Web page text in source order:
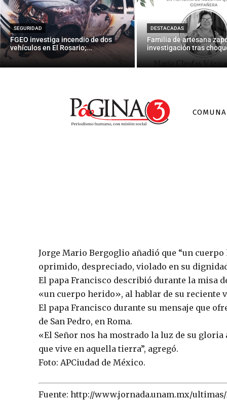
SEGURIDAD
FGEO investiga incendio de dos
vehículos en El Rosario;...
DESTACADAS
Familia de artesana
investigación tras
Jorge Mario Bergoglio añadió que “un
oprimido, despreciado, violado en su
El papa Francisco describió durante la misa
«un cuerpo herido», al hablar de su reciente
El papa Francisco durante su mensaje que
de San Pedro, en Roma.
«El Señor nos ha mostrado la luz de su
que vive en aquella tierra”, agregó.
Foto: APCiudad de México.
Fuente: http://www.jornada.unam.mx/